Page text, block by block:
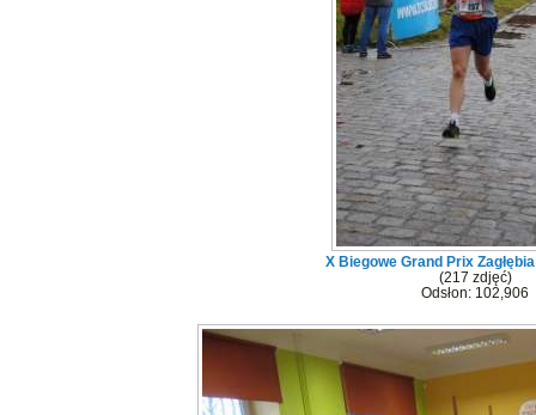
X Biegowe Grand Prix
(217 zdjęć)
Odsłon: 102,906